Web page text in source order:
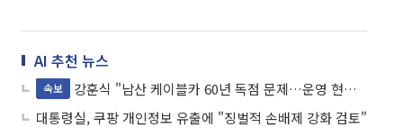
AI 추천 뉴스
속보
강훈식 "남산 케이블카 60년 독점 문제…운영 현황 전수조사 해라"
대통령실, 쿠팡 개인정보 유출에 "징벌적 손배제 강화 검토"